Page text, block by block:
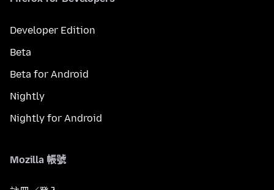
Developer Edition
Beta
Beta for Android
Nightly
Nightly for Android
Mozilla 帳號